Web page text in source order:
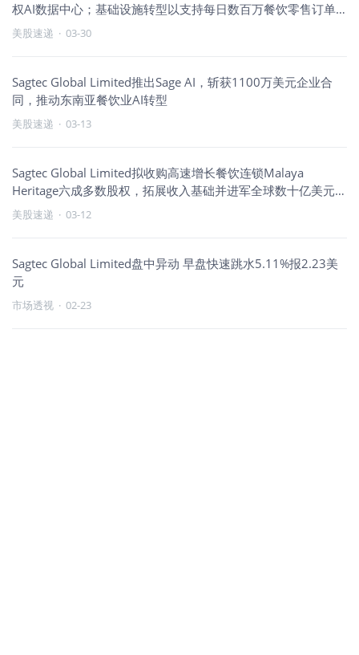
权AI数据中心；基础设施转型以支持每日数百万餐饮零售订单
及金融科技交易
美股速递 · 03-30
Sagtec Global Limited推出Sage AI，斩获1100万美元企业合
同，推动东南亚餐饮业AI转型
美股速递 · 03-13
Sagtec Global Limited拟收购高速增长餐饮连锁Malaya
Heritage六成多数股权，拓展收入基础并进军全球数十亿美元餐
饮产业
美股速递 · 03-12
Sagtec Global Limited盘中异动 早盘快速跳水5.11%报2.23美
元
市场透视 · 02-23